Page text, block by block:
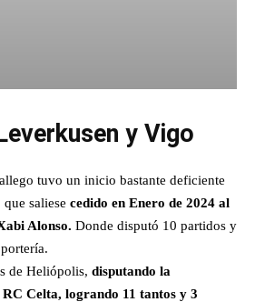
y Vigo
tuvo un inicio bastante deficiente
saliese cedido en Enero de 2024 al
Alonso. Donde disputó 10 partidos y
de Heliópolis, disputando la
Celta, logrando 11 tantos y 3